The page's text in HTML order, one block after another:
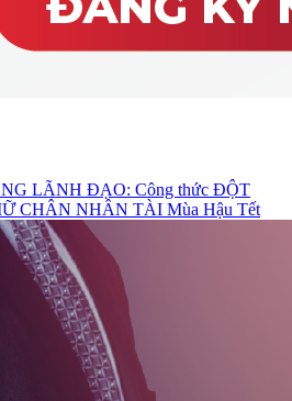
LÃNH ĐẠO: Công thức ĐỘT
CHÂN NHÂN TÀI Mùa Hậu Tết